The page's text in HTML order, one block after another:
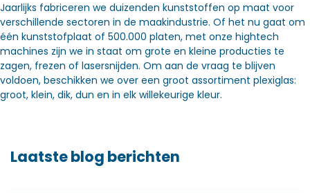
Jaarlijks fabriceren we duizenden kunststoffen op maat voor
verschillende sectoren in de maakindustrie. Of het nu gaat om
één kunststofplaat of 500.000 platen, met onze hightech
machines zijn we in staat om grote en kleine producties te
zagen, frezen of lasersnijden. Om aan de vraag te blijven
voldoen, beschikken we over een groot assortiment plexiglas:
groot, klein, dik, dun en in elk willekeurige kleur.
Laatste blog berichten